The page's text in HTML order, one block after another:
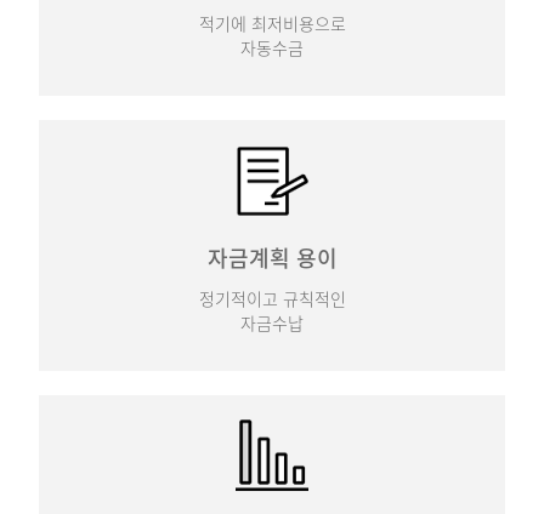
적기에 최저비용으로
자동수금
자금계획 용이
정기적이고 규칙적인
자금수납